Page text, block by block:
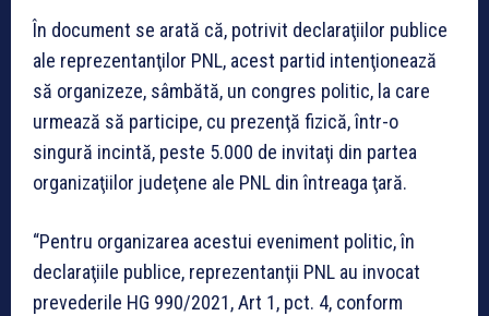
În document se arată că, potrivit declaraţiilor publice
ale reprezentanţilor PNL, acest partid intenţionează
să organizeze, sâmbătă, un congres politic, la care
urmează să participe, cu prezenţă fizică, într-o
singură incintă, peste 5.000 de invitaţi din partea
organizaţiilor judeţene ale PNL din întreaga ţară.
“Pentru organizarea acestui eveniment politic, în
declaraţiile publice, reprezentanţii PNL au invocat
prevederile HG 990/2021, Art 1, pct. 4, conform